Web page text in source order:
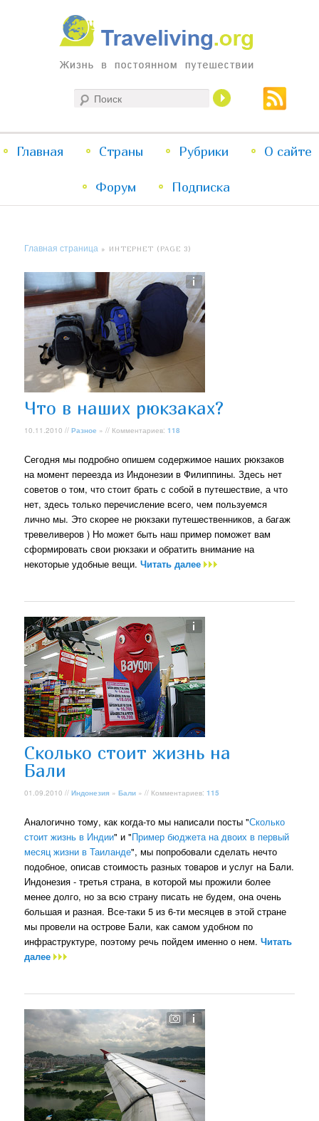
Traveliving
Жизнь в постоянном путешествии
меню
Перейти
к
Перейти
к
Главная Страны Рубрики О сайте
Форум Подписка
Главная страница » ИНТЕРНЕТ (PAGE 3)
Что в наших рюкзаках?
10.11.2010 //Разное » // Комментариев:118
Сегодня мы подробно опишем содержимое наших рюкзаков
на момент переезда из Индонезии в Филиппины. Здесь нет
советов о том, что стоит брать с собой в путешествие, а что
нет, здесь только перечисление всего, чем пользуемся
лично мы. Это скорее не рюкзаки путешественников, а багаж
тревеливеров ) Но может быть наш пример поможет вам
сформировать свои рюкзаки и обратить внимание на
некоторые удобные вещи.Читать далее
Сколько стоит жизнь на
Бали
01.09.2010 //Индонезия »Бали » // Комментариев:115
Аналогично тому, как когда-то мы написали посты "Сколько
стоит жизнь в Индии" и "Пример бюджета на двоих в первый
месяц жизни в Таиланде", мы попробовали сделать нечто
подобное, описав стоимость разных товаров и услуг на Бали.
Индонезия - третья страна, в которой мы прожили более
менее долго, но за всю страну писать не будем, она очень
большая и разная. Все-таки 5 из 6-ти месяцев в этой стране
мы провели на острове Бали, как самом удобном по
инфраструктуре, поэтому речь пойдем именно о нем.Читать
далее